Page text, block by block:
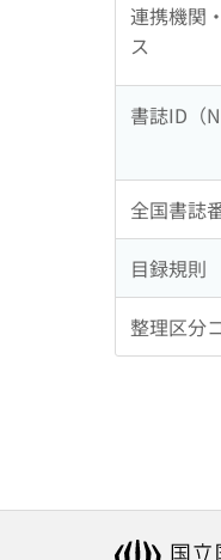
連携機関
ス
書誌ID（
全国書誌
目録規則
整理区分